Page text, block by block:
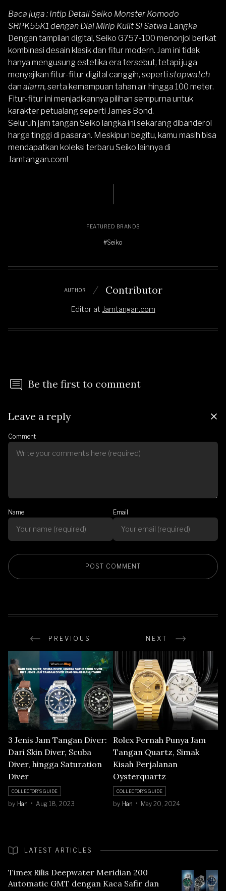
Baca juga : Intip Detail Seiko Monster Komodo
SRPK55K1 dengan Dial Mirip Kulit Si Satwa Langka
Dengan tampilan digital, Seiko G757-100 menonjol berkat
kombinasi desain klasik dan fitur modern. Jam ini tidak
hanya mengusung estetika era tersebut, tetapi juga
menyajikan fitur-fitur digital canggih, seperti stopwatch
dan alarm, serta kemampuan tahan air hingga 100 meter.
Fitur-fitur ini menjadikannya pilihan sempurna untuk
karakter petualang seperti James Bond.
Seluruh jam tangan Seiko langka ini sekarang dibanderol
harga tinggi di pasaran. Meskipun begitu, kamu masih bisa
mendapatkan koleksi terbaru Seiko lainnya di
Jamtangan.com!
FEATURED BRANDS
#Seiko
AUTHOR Contributor
Editor at Jamtangan.com
Be the first to comment
Leave a reply
Comment
Name Email
PREVIOUS NEXT
3 Jenis Jam Tangan Diver:
Dari Skin Diver, Scuba
Diver, hingga Saturation
Diver
COLLECTOR'S GUIDE
by Han Aug 18, 2023
Rolex Pernah Punya Jam
Tangan Quartz, Simak
Kisah Perjalanan
Oysterquartz
COLLECTOR'S GUIDE
by Han May 20, 2024
LATEST ARTICLES
Timex Rilis Deepwater Meridian 200
Automatic GMT dengan Kaca Safir dan